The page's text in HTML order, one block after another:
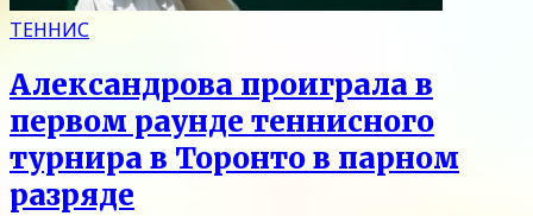
ТЕННИС
Александрова проиграла в
первом раунде теннисного
турнира в Торонто в парном
разряде